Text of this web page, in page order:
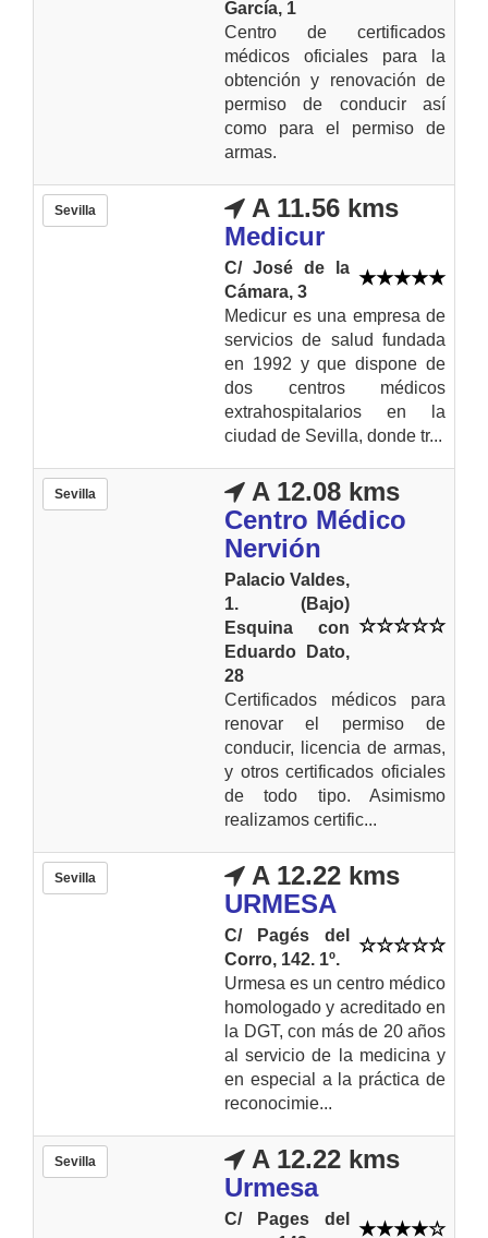
García, 1
Centro de certificados
médicos oficiales para la
obtención y renovación de
permiso de conducir así
como para el permiso de
armas.
Sevilla
A 11.56 kms
Medicur
C/ José de la
Cámara, 3
Medicur es una empresa de
servicios de salud fundada
en 1992 y que dispone de
dos centros médicos
extrahospitalarios en la
ciudad de Sevilla, donde tr...
Sevilla
A 12.08 kms
Centro Médico
Nervión
Palacio Valdes,
1. (Bajo)
Esquina con
Eduardo Dato,
28
Certificados médicos para
renovar el permiso de
conducir, licencia de armas,
y otros certificados oficiales
de todo tipo. Asimismo
realizamos certific...
Sevilla
A 12.22 kms
URMESA
C/ Pagés del
Corro, 142. 1º.
Urmesa es un centro médico
homologado y acreditado en
la DGT, con más de 20 años
al servicio de la medicina y
en especial a la práctica de
reconocimie...
Sevilla
A 12.22 kms
Urmesa
C/ Pages del